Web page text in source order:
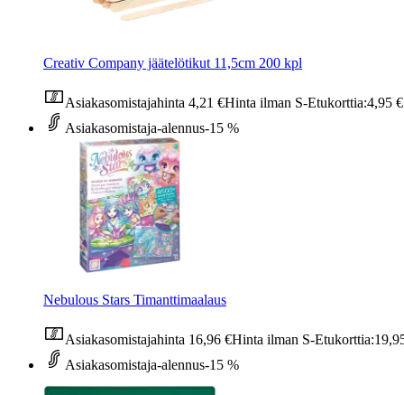
Creativ Company jäätelötikut 11,5cm 200 kpl
Asiakasomistajahinta 4,21 €Hinta ilman S-Etukorttia:4,95 €
Asiakasomistaja-alennus-15 %
Nebulous Stars Timanttimaalaus
Asiakasomistajahinta 16,96 €Hinta ilman S-Etukorttia:
Asiakasomistaja-alennus-15 %